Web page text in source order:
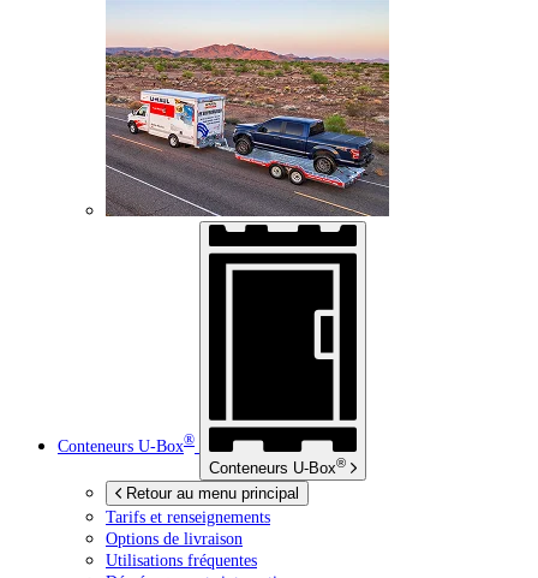
Conteneurs U-Box®
Conteneurs U-Box®
Retour au menu principal
Tarifs et renseignements
Options de livraison
Utilisations fréquentes